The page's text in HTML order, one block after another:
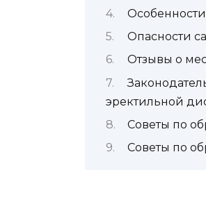
Опасности
Отзывы о
эректильной
Советы по
Советы по